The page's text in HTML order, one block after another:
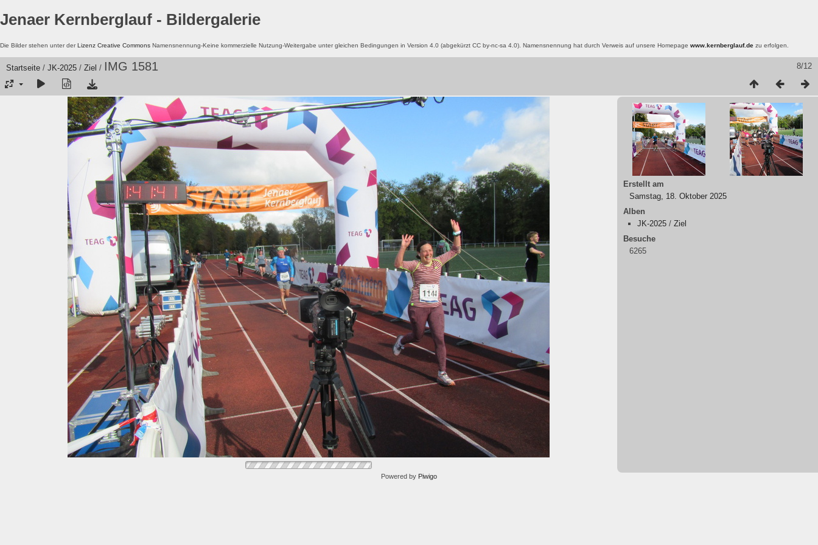
Jenaer Kernberglauf - Bildergalerie
Die Bilder stehen unter derLizenz Creative Commons Namensnennung-Keine kommerzielle Nutzung-Weitergabe unter gleichen Bedingungen in Version 4.0 (abgekürzt CC by-nc-sa 4.0). Namensnennung hat durch Verweis auf unsere Homepage www.kernberglauf.de zu erfolgen.
8/12
Startseite / JK-2025 / Ziel / IMG 1581
Erstellt am
Samstag, 18. Oktober 2025
Alben
JK-2025 / Ziel
Besuche
6265
Powered by Piwigo